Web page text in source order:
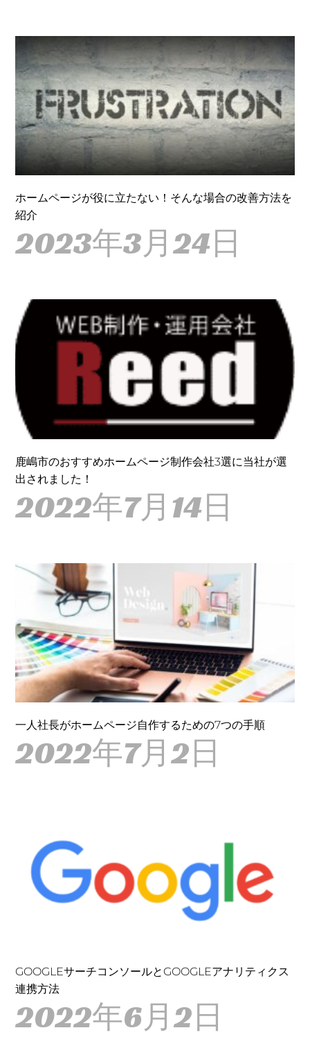
ホームページが役に立たない！そんな場合の改善方法を
紹介
2023年3月24日
鹿嶋市のおすすめホームページ制作会社3選に当社が選
出されました！
2022年7月14日
一人社長がホームページ自作するための7つの手順
2022年7月2日
GOOGLEサーチコンソールとGOOGLEアナリティクス
連携方法
2022年6月2日